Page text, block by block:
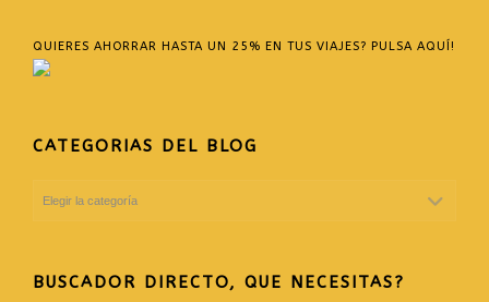
QUIERES AHORRAR HASTA UN 25% EN TUS VIAJES? PULSA AQUÍ!
CATEGORIAS DEL BLOG
BUSCADOR DIRECTO, QUE NECESITAS?